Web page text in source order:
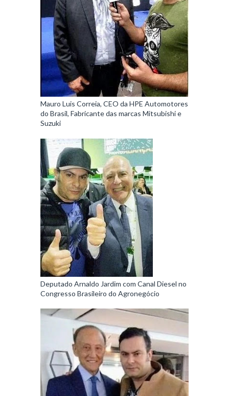
Mauro Luis Correia, CEO da HPE Automotores
do Brasil, Fabricante das marcas Mitsubishi e
Suzuki
Deputado Arnaldo Jardim com Canal Diesel no
Congresso Brasileiro do Agronegócio